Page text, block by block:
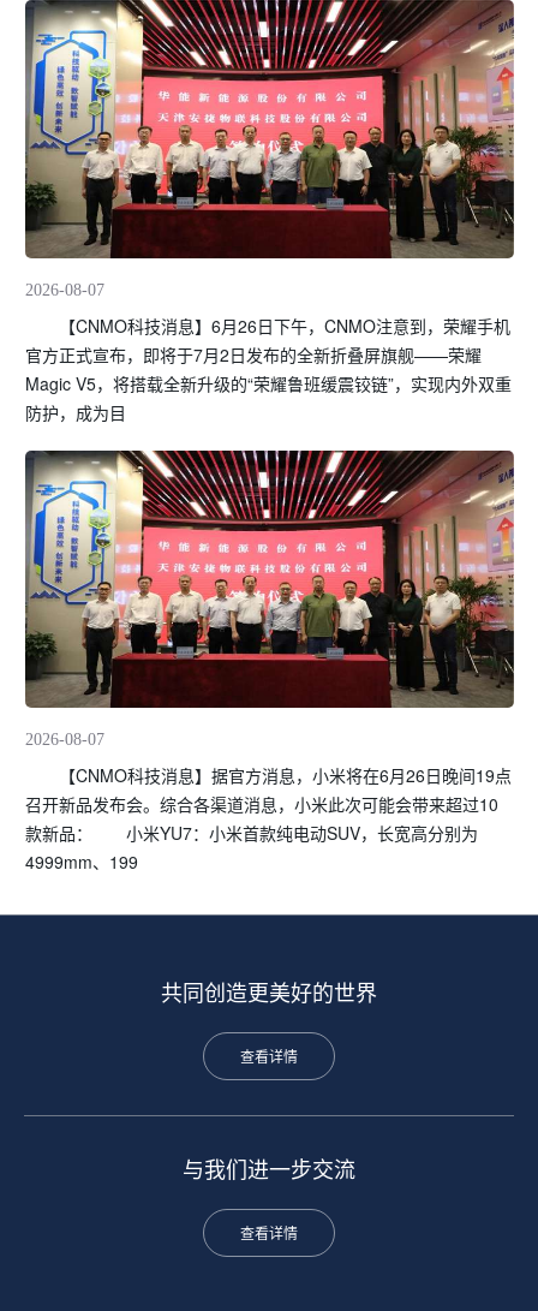
2026-08-07
【CNMO科技消息】6月26日下午，CNMO注意到，荣耀手机
官方正式宣布，即将于7月2日发布的全新折叠屏旗舰——荣耀
Magic V5，将搭载全新升级的“荣耀鲁班缓震铰链”，实现内外双重
防护，成为目
2026-08-07
【CNMO科技消息】据官方消息，小米将在6月26日晚间19点
召开新品发布会。综合各渠道消息，小米此次可能会带来超过10
款新品： 小米YU7：小米首款纯电动SUV，长宽高分别为
4999mm、199
共同创造更美好的世界
查看详情
与我们进一步交流
查看详情